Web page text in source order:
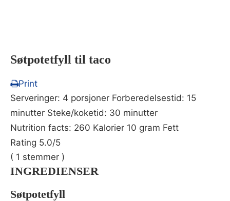
Søtpotetfyll til taco
Print
Serveringer: 4 porsjoner Forberedelsestid: 15
minutter Steke/koketid: 30 minutter
Nutrition facts: 260 Kalorier 10 gram Fett
Rating 5.0/5
( 1 stemmer )
INGREDIENSER
Søtpotetfyll